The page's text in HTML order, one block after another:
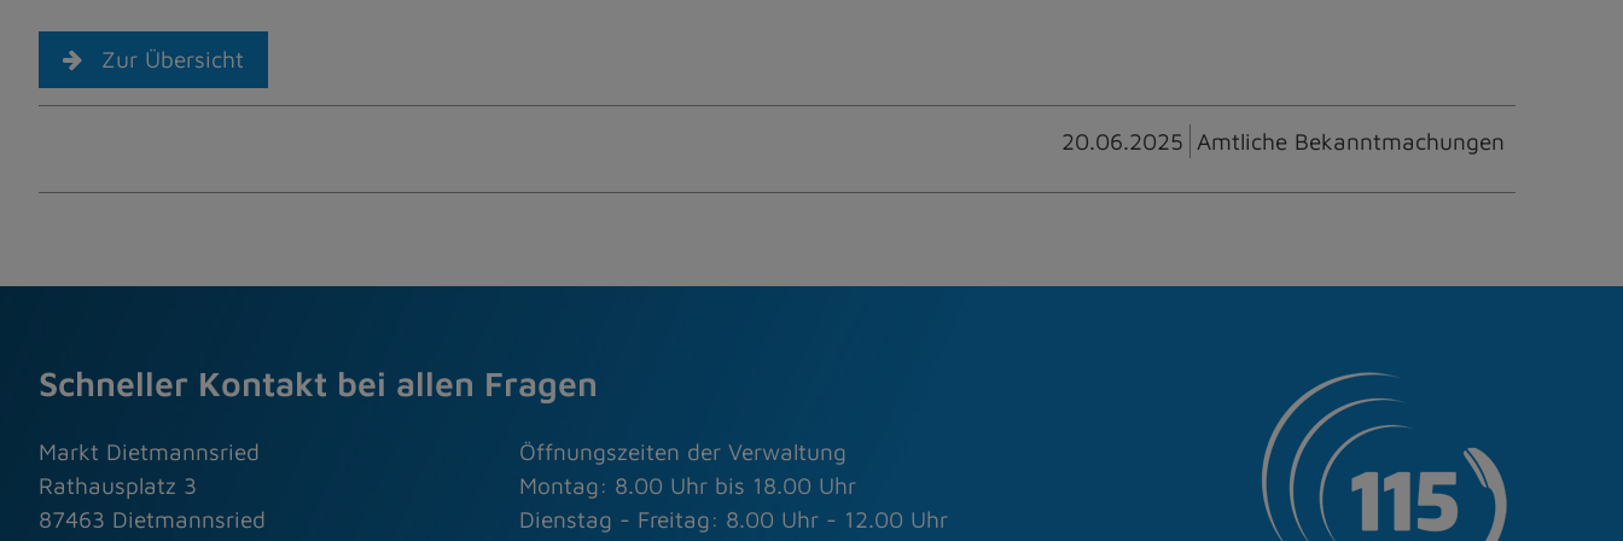
Zur Übersicht
20.06.2025 Amtliche Bekanntmachungen
Schneller Kontakt bei allen Fragen
Markt Dietmannsried
Rathausplatz 3
87463 Dietmannsried
Öffnungszeiten der Verwaltung
Montag: 8.00 Uhr bis 18.00 Uhr
Dienstag - Freitag: 8.00 Uhr - 12.00 Uhr